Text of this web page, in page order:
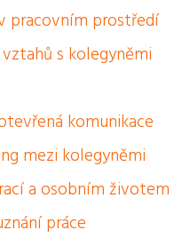
pracovním prostředí
s kolegyněmi
komunikace
mezi kolegyněmi
a osobním životem
práce